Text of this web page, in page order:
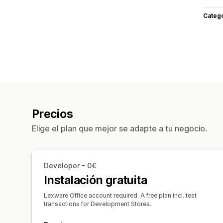
Precios
Elige el plan que mejor se adapte a tu negocio.
Developer - 0€
Instalación gratuita
Lexware Office account required. A free plan incl. test
transactions for Development Stores.